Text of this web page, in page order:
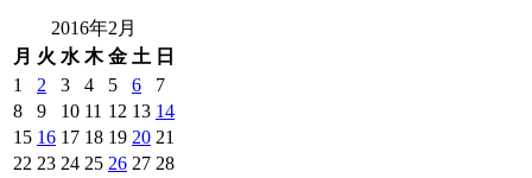
2016年2月
月 火 水 木 金 土 日
1
2 3 4 5 6
7
8
9 10 11 12 13 14
15 16 17 18 19 20 21
22 23 24 25 26 27 28